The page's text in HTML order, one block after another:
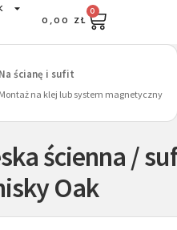
0,00 ZŁ
0
Na ścianę i sufit
Montaż na klej lub system magnetyczny
ścienna /
Oak